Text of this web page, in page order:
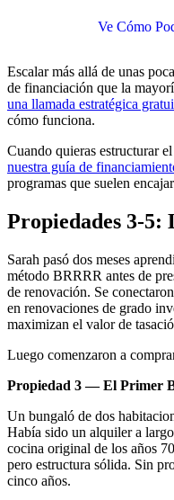
Ve Cómo
Escalar más allá de unas
de financiación que la
una llamada estratégica
cómo funciona.
Cuando quieras estructurar
nuestra guía de
programas que suelen
Propiedades 3-5:
Sarah pasó dos meses
método BRRRR antes de
de renovación. Se
en renovaciones de grado
maximizan el valor de
Luego comenzaron a
Propiedad 3 — El Primer
Un bungaló de dos
Había sido un alquiler a
cocina original de los años
pero estructura sólida. Sin
cinco años.